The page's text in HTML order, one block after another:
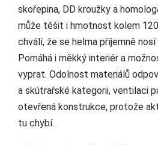
skořepina, DD kroužky a
může těšit i hmotnost kolem
chválí, že se helma příjemně
Pomáhá i měkký interiér a
vyprat. Odolnost materiálů
a skútrařské kategorii, ventilaci
otevřená konstrukce, protože
tu chybí.